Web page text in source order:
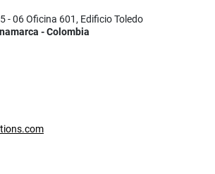
- 06 Oficina 601, Edificio Toledo
- Colombia